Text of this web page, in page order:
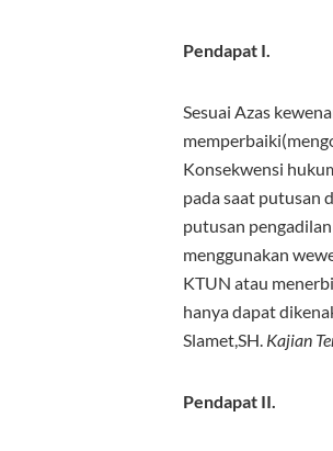
Pendapat I.
Sesuai Azas
Konsekwensi
pada saat putusan
putusan
menggunakan
KTUN atau
hanya dapat
Slamet,SH. Kajian
Pendapat II.